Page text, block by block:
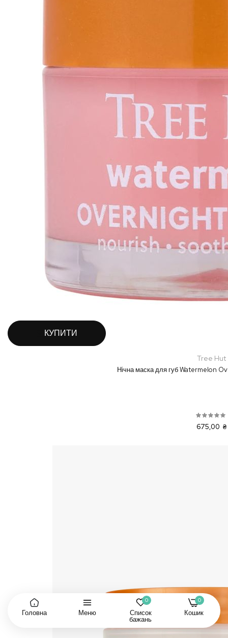
КУПИТИ
Tree Hut
Нічна маска для губ Watermelon
675,00 ₴
Головна Меню
0
Список
бажань
0
Кошик